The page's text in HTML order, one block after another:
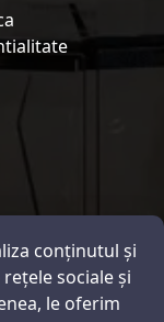
conținutul și
sociale și
le oferim